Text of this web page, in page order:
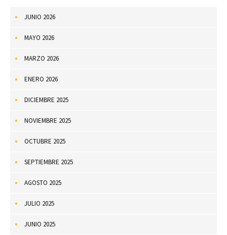
JUNIO 2026
MAYO 2026
MARZO 2026
ENERO 2026
DICIEMBRE 2025
NOVIEMBRE 2025
OCTUBRE 2025
SEPTIEMBRE 2025
AGOSTO 2025
JULIO 2025
JUNIO 2025